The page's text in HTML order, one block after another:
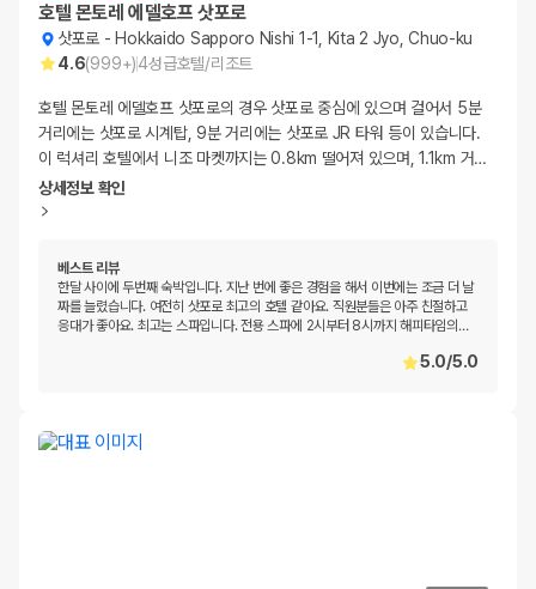
호텔 몬토레 에델호프 삿포로
삿포로 - Hokkaido Sapporo Nishi 1-1, Kita 2 Jyo, Chuo-ku
4.6(999+)4성급호텔/리조트
호텔 몬토레 에델호프 삿포로의 경우 삿포로 중심에 있으며 걸어서 5분
거리에는 삿포로 시계탑, 9분 거리에는 삿포로 JR 타워 등이 있습니다.
이 럭셔리 호텔에서 니조 마켓까지는 0.8km 떨어져 있으며, 1.1km 거…
상세정보 확인
베스트 리뷰
한달 사이에 두번째 숙박입니다. 지난 번에 좋은 경험을 해서 이번에는 조금 더 날
짜를 늘렸습니다. 여전히 삿포로 최고의 호텔 같아요. 직원분들은 아주 친절하고
응대가 좋아요. 최고는 스파입니다. 전용 스파에 2시부터 8시까지 해피타임의 …
5.0/5.0